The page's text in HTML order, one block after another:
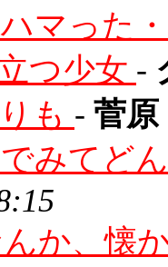
マった
つ少女 -
も - 菅
みてど
か、懐